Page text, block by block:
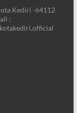
Kediri -64112
: